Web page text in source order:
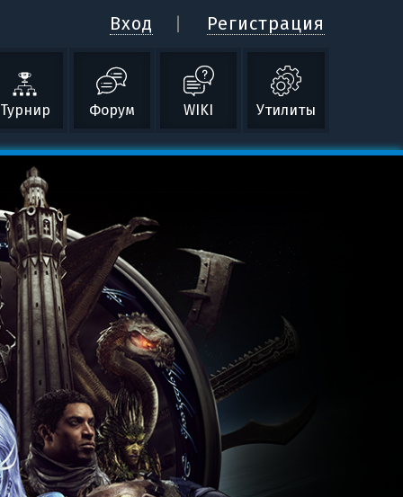
Вход Регистрация
Турнир Форум WIKI Утилиты